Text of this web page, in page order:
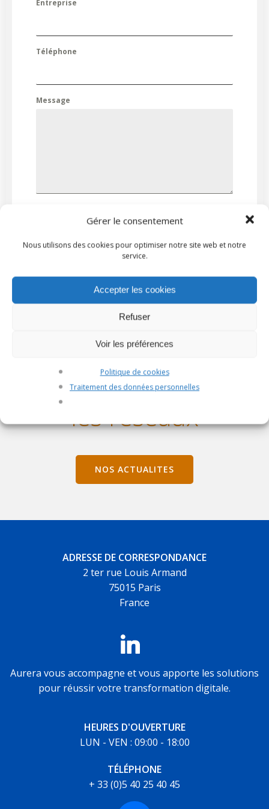
Gérer le consentement
Nous utilisons des cookies pour optimiser notre site web et notre
service.
Accepter les cookies
Refuser
Voir les préférences
Politique de cookies
Traitement des données personnelles
Entreprise
Téléphone
Message
Cliquez pour accepter les cookies
Retrouvez-nous sur
les réseaux
NOS ACTUALITES
ADRESSE DE CORRESPONDANCE
2 ter rue Louis Armand
75015 Paris
France
Aurera vous accompagne et vous apporte les solutions
pour réussir votre transformation digitale.
HEURES D'OUVERTURE
LUN - VEN : 09:00 - 18:00
TÉLÉPHONE
+ 33 (0)5 40 25 40 45